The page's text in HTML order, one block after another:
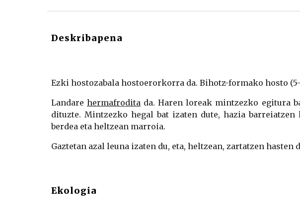
Deskribapena
Ezki hostozabala hostoerorkorra da. Bihotz-formako hosto (5-
Landare hermafroditada. Haren loreak mintzezko egitura
dituzte. Mintzezko hegal bat izaten dute, hazia
berdea eta heltzean marroia.
Gaztetan azal leuna izaten du, eta, heltzean, zartatzen hasten
Ekologia